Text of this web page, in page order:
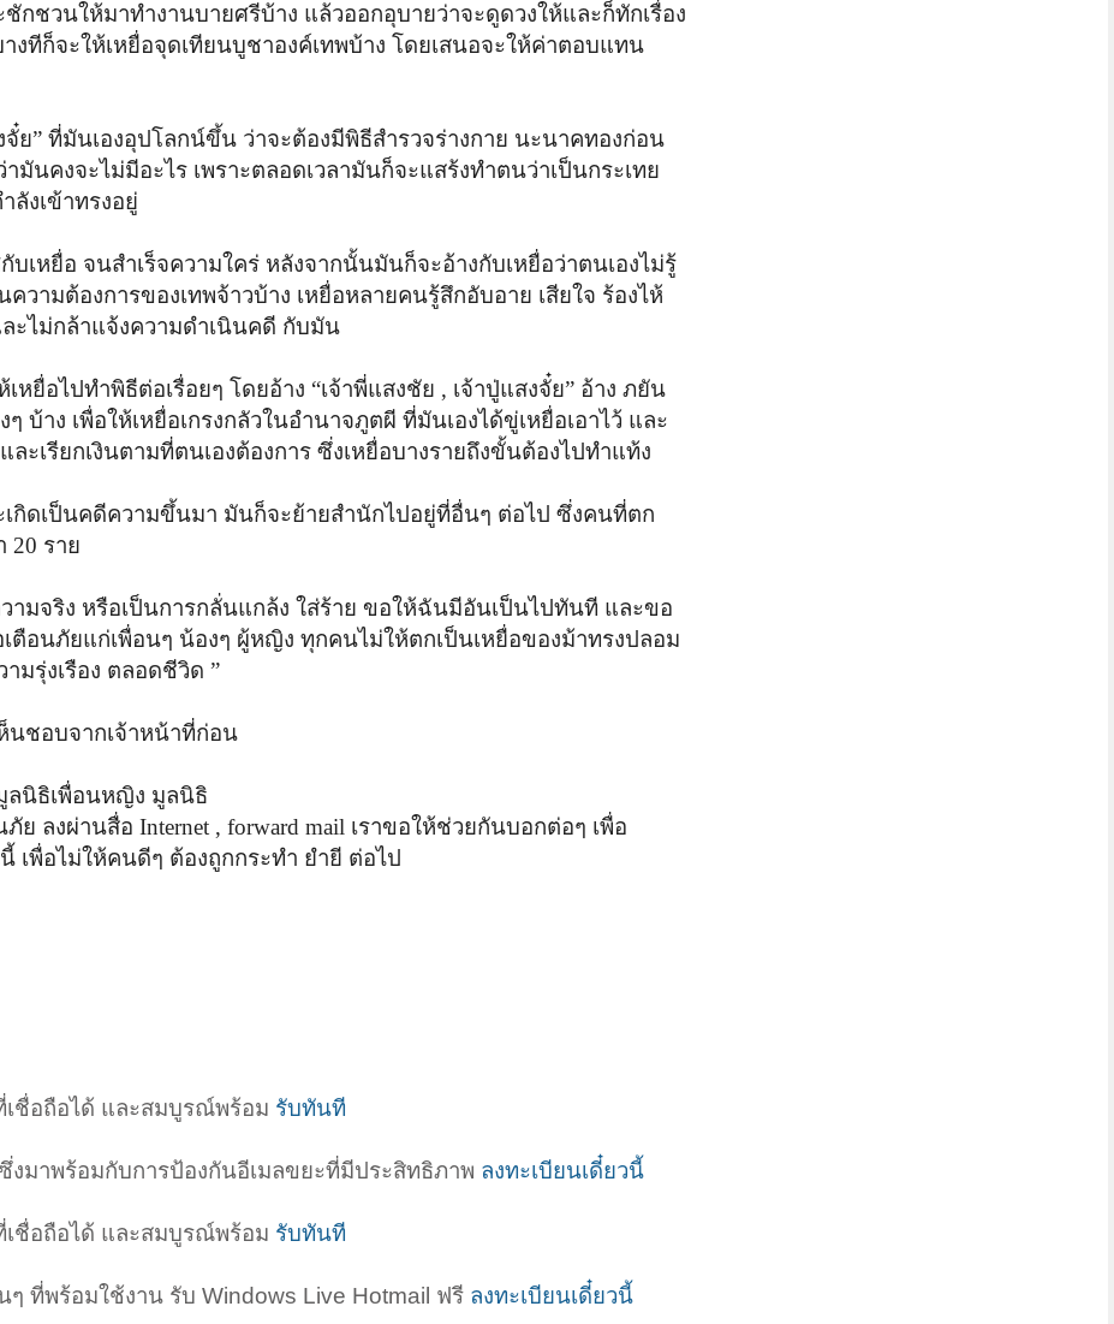
ชักชวนให้มาทำงานบายศรีบ้าง แล้วออกอุบายว่าจะดูดวงให้และก็ทักเรื่อง
งทีก็จะให้เหยื่อจุดเทียนบูชาองค์เทพบ้าง โดยเสนอจะให้ค่าตอบแทน
จั๋ย” ที่มันเองอุปโลกน์ขึ้น ว่าจะต้องมีพิธีสำรวจร่างกาย นะนาคทองก่อน
มันคงจะไม่มีอะไร เพราะตลอดเวลามันก็จะแสร้งทำตนว่าเป็นกระเทย
ลังเข้าทรงอยู่
บเหยื่อ จนสำเร็จความใคร่ หลังจากนั้นมันก็จะอ้างกับเหยื่อว่าตนเองไม่รู้
วามต้องการของเทพจ้าวบ้าง เหยื่อหลายคนรู้สึกอับอาย เสียใจ ร้องไห้
ละไม่กล้าแจ้งความดำเนินคดี กับมัน
หยื่อไปทำพิธีต่อเรื่อยๆ โดยอ้าง “เจ้าพี่แสงชัย , เจ้าปู่แสงจั๋ย” อ้าง ภยัน
บ้าง เพื่อให้เหยื่อเกรงกลัวในอำนาจภูตผี ที่มันเองได้ขู่เหยื่อเอาไว้ และ
ะเรียกเงินตามที่ตนเองต้องการ ซึ่งเหยื่อบางรายถึงขั้นต้องไปทำแท้ง
เกิดเป็นคดีความขึ้นมา มันก็จะย้ายสำนักไปอยู่ที่อื่นๆ ต่อไป ซึ่งคนที่ตก
20 ราย
ามจริง หรือเป็นการกลั่นแกล้ง ใส่ร้าย ขอให้ฉันมีอันเป็นไปทันที และขอ
เตือนภัยแก่เพื่อนๆ น้องๆ ผู้หญิง ทุกคนไม่ให้ตกเป็นเหยื่อของม้าทรงปลอม
มรุ่งเรือง ตลอดชีวิด ”
นชอบจากเจ้าหน้าที่ก่อน
ลนิธิเพื่อนหญิง มูลนิธิ
ภัย ลงผ่านสื่อ Internet , forward mail เราขอให้ช่วยกันบอกต่อๆ เพื่อ
เพื่อไม่ให้คนดีๆ ต้องถูกกระทำ ยำยี ต่อไป
เชื่อถือได้ และสมบูรณ์พร้อม รับทันที
งมาพร้อมกับการป้องกันอีเมลขยะที่มีประสิทธิภาพ ลงทะเบียนเดี๋ยวนี้
เชื่อถือได้ และสมบูรณ์พร้อม รับทันที
ที่พร้อมใช้งาน รับ Windows Live Hotmail ฟรี ลงทะเบียนเดี๋ยวนี้